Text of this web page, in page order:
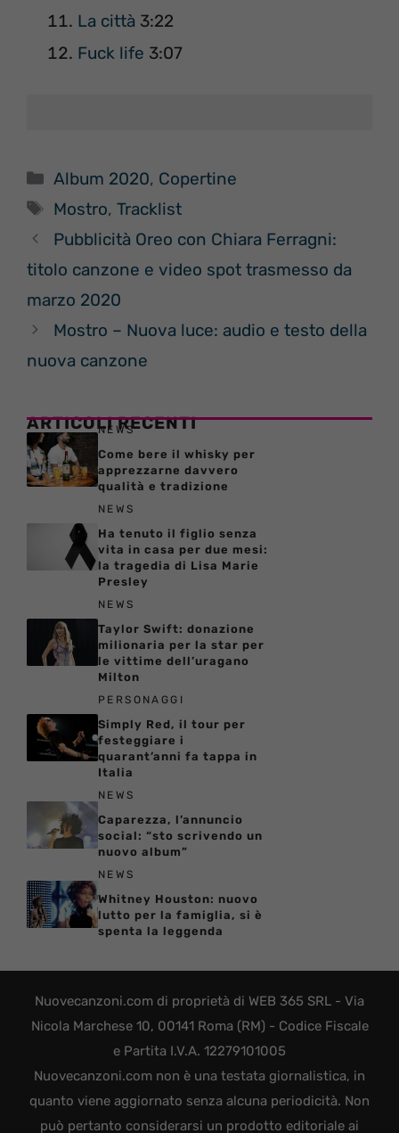
La città 3:22
Fuck life 3:07
Categorie
Album 2020, Copertine
Tag
Mostro,Tracklist
Pubblicità Oreo con Chiara Ferragni:
titolo canzone e video spot trasmesso da
marzo 2020
Mostro – Nuova luce: audio e testo della
nuova canzone
ARTICOLI RECENTI
NEWS
Come bere il whisky per
apprezzarne davvero
qualità e tradizione
NEWS
Ha tenuto il figlio senza
vita in casa per due mesi:
la tragedia di Lisa Marie
Presley
NEWS
Taylor Swift: donazione
milionaria per la star per
le vittime dell’uragano
Milton
PERSONAGGI
Simply Red, il tour per
festeggiare i
quarant’anni fa tappa in
Italia
NEWS
Caparezza, l’annuncio
social: “sto scrivendo un
nuovo album”
NEWS
Whitney Houston: nuovo
lutto per la famiglia, si è
spenta la leggenda
Nuovecanzoni.com di proprietà di WEB 365 SRL - Via
Nicola Marchese 10, 00141 Roma (RM) - Codice Fiscale
e Partita I.V.A. 12279101005
Nuovecanzoni.com non è una testata giornalistica, in
quanto viene aggiornato senza alcuna periodicità. Non
può pertanto considerarsi un prodotto editoriale ai